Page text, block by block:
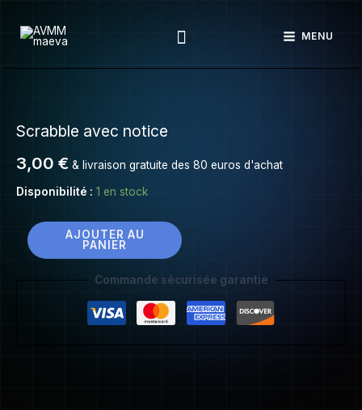
Rechercher MENU
Scrabble avec notice
3,00 € & livraison gratuite des 80 euros d'achat
Disponibilité : 1 en stock
Scrabble
notice
AJOUTER AU
PANIER
Commande sécurisée garantie
notice